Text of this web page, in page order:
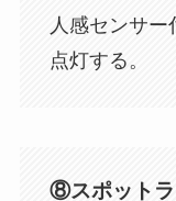
人感センサ
点灯する。
⑧スポットラ